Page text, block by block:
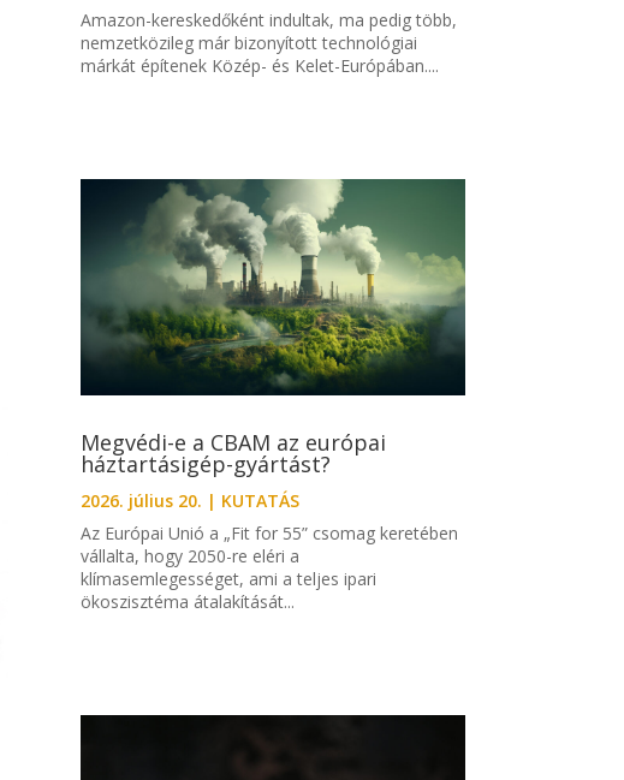
Amazon-kereskedőként indultak, ma pedig több,
nemzetközileg már bizonyított technológiai
márkát építenek Közép- és Kelet-Európában....
Megvédi-e a CBAM az európai
háztartásigép-gyártást?
2026. július 20. | KUTATÁS
Az Európai Unió a „Fit for 55” csomag keretében
vállalta, hogy 2050-re eléri a
klímasemlegességet, ami a teljes ipari
ökoszisztéma átalakítását...